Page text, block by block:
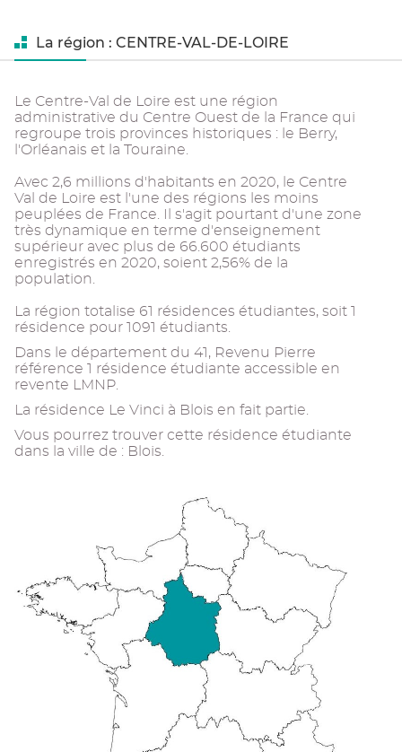
La région : CENTRE-VAL-DE-LOIRE
Le Centre-Val de Loire est une région
administrative du Centre Ouest de la France qui
regroupe trois provinces historiques : le Berry,
l'Orléanais et la Touraine.
Avec 2,6 millions d'habitants en 2020, le Centre
Val de Loire est l'une des régions les moins
peuplées de France. Il s'agit pourtant d'une zone
très dynamique en terme d'enseignement
supérieur avec plus de 66.600 étudiants
enregistrés en 2020, soient 2,56% de la
population.
La région totalise 61 résidences étudiantes, soit 1
résidence pour 1091 étudiants.
Dans le département du 41, Revenu Pierre
référence 1 résidence étudiante accessible en
revente LMNP.
La résidence Le Vinci à Blois en fait partie.
Vous pourrez trouver cette résidence étudiante
dans la ville de : Blois.